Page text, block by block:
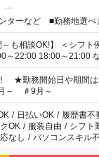
…
ターなど ■勤務地選べ
＜シフト例＞ 9:00～12:00 12:00～
18:00～21:00 など こちら以外の時
談ください！
★勤務開始日や期間は
～ ＃9月～
/ 日払いOK / 履歴書不
OK / 服装自由 / シフト
なし / パソコンスキル